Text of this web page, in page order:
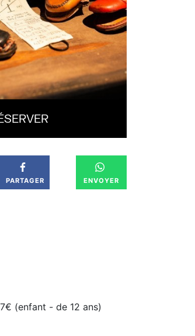
PARTAGER ENVOYER
(enfant - de 12 ans)